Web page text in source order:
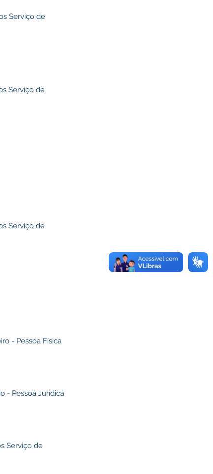
Serviço de
Serviço de
Serviço de
- Pessoa Física
- Pessoa Jurídica
Serviço de